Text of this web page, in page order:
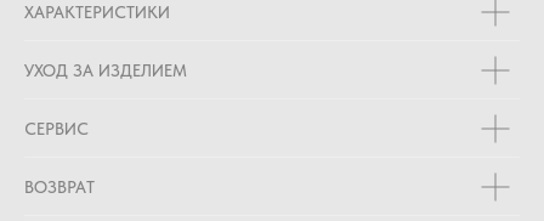
ХАРАКТЕРИСТИКИ
УХОД ЗА ИЗДЕЛИЕМ
СЕРВИС
ВОЗВРАТ